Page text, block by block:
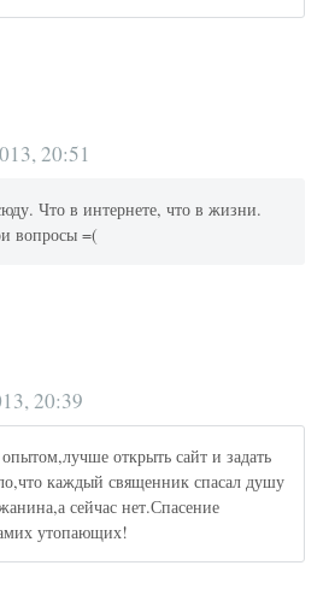
20:51
Что в интернете, что в жизни.
вопросы =(
20:39
открыть сайт и задать
каждый священник спасал душу
сейчас нет.Спасение
утопающих!